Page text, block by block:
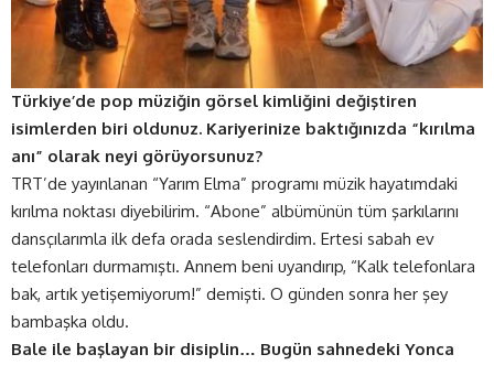
Türkiye’de pop müziğin görsel kimliğini değiştiren
isimlerden biri oldunuz. Kariyerinize baktığınızda “kırılma
anı” olarak neyi görüyorsunuz?
TRT’de yayınlanan “Yarım Elma” programı müzik hayatımdaki
kırılma noktası diyebilirim. “Abone” albümünün tüm şarkılarını
dansçılarımla ilk defa orada seslendirdim. Ertesi sabah ev
telefonları durmamıştı. Annem beni uyandırıp, “Kalk telefonlara
bak, artık yetişemiyorum!” demişti. O günden sonra her şey
bambaşka oldu.
Bale ile başlayan bir disiplin… Bugün sahnedeki Yonca